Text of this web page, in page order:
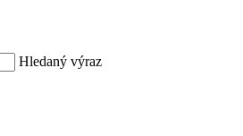
Hledaný výraz